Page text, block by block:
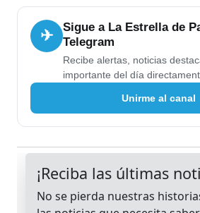
✈
Sigue a La Estrella de
Telegram
Recibe alertas, noticias
importante del día
Unirme al canal